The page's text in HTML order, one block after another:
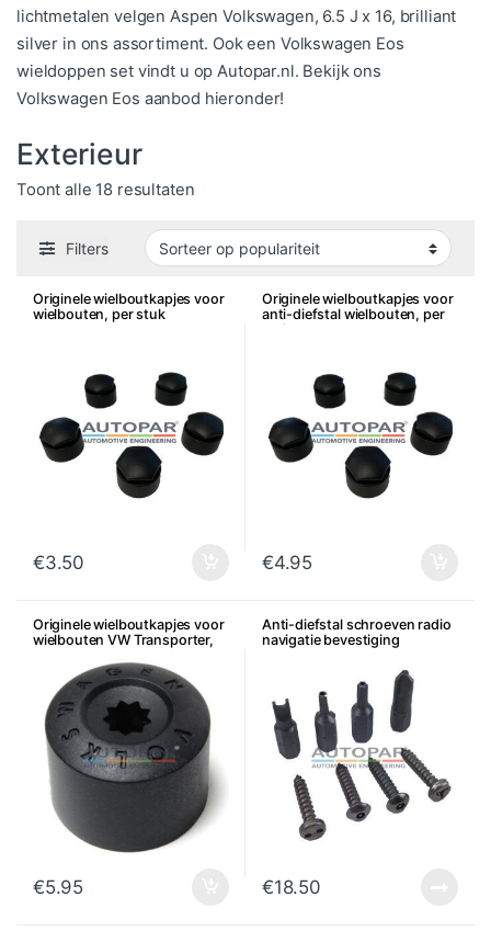
lichtmetalen velgen Aspen Volkswagen, 6.5 J x 16, brilliant
silver in ons assortiment. Ook een Volkswagen Eos
wieldoppen set vindt u op Autopar.nl. Bekijk ons
Volkswagen Eos aanbod hieronder!
Exterieur
Toont alle 18 resultatenGesorteerd op populariteit
Filters
Originele wielboutkapjes voor
wielbouten, per stuk
€3.50
Originele wielboutkapjes voor
anti-diefstal wielbouten, per
stuk
€4.95
Originele wielboutkapjes voor
wielbouten VW Transporter,
€5.95
Anti-diefstal schroeven radio
navigatie bevestiging
€18.50